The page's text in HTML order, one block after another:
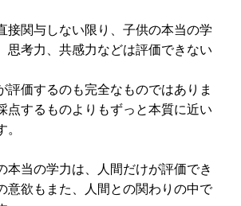
関与しない限り、子供の本当の学
思考力、共感力などは評価できない
価するのも完全なものではありま
点するものよりもずっと本質に近い
当の学力は、人間だけが評価でき
意欲もまた、人間との関わりの中で